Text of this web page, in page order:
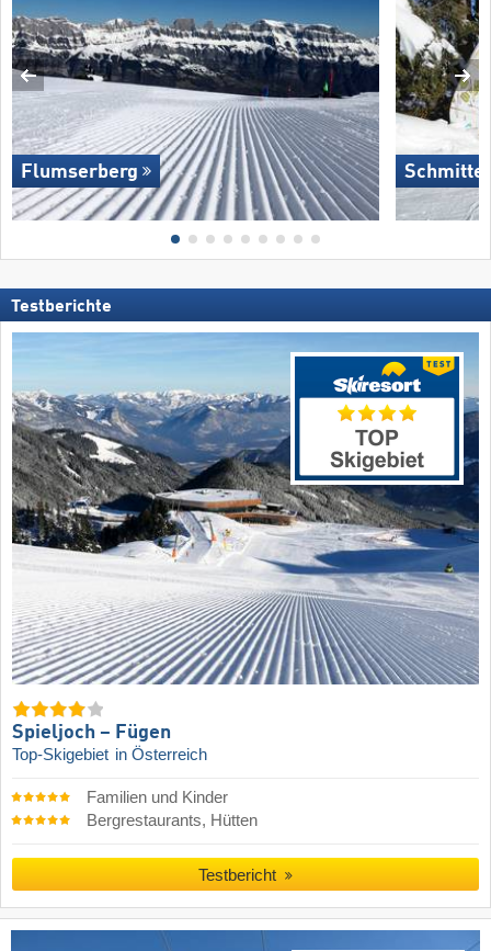
Flumserberg
Testberichte
Spieljoch – Fügen
Top-Skigebiet in Österreich
Familien und Kinder
Bergrestaurants, Hütten
Testbericht